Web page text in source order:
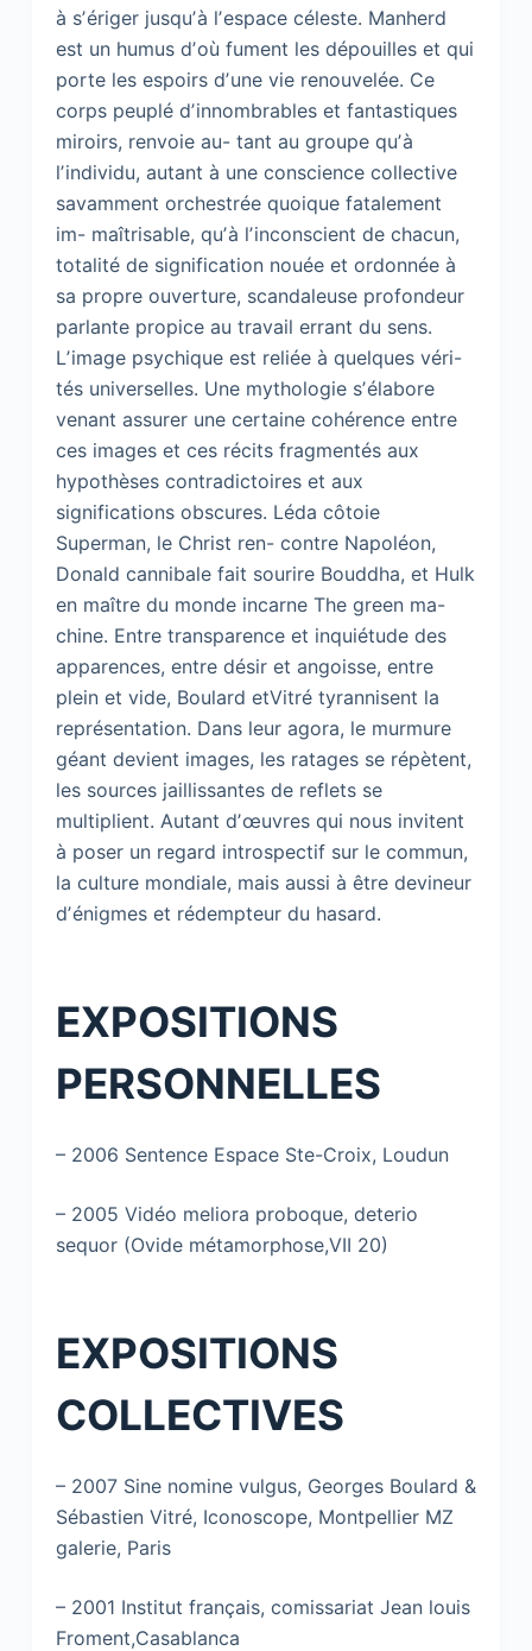
à sʼériger jusquʼà lʼespace céleste. Manherd
est un humus dʼoù fument les dépouilles et qui
porte les espoirs dʼune vie renouvelée. Ce
corps peuplé dʼinnombrables et fantastiques
miroirs, renvoie au- tant au groupe quʼà
lʼindividu, autant à une conscience collective
savamment orchestrée quoique fatalement
im- maîtrisable, quʼà lʼinconscient de chacun,
totalité de signification nouée et ordonnée à
sa propre ouverture, scandaleuse profondeur
parlante propice au travail errant du sens.
Lʼimage psychique est reliée à quelques véri-
tés universelles. Une mythologie sʼélabore
venant assurer une certaine cohérence entre
ces images et ces récits fragmentés aux
hypothèses contradictoires et aux
significations obscures. Léda côtoie
Superman, le Christ ren- contre Napoléon,
Donald cannibale fait sourire Bouddha, et Hulk
en maître du monde incarne The green ma-
chine. Entre transparence et inquiétude des
apparences, entre désir et angoisse, entre
plein et vide, Boulard etVitré tyrannisent la
représentation. Dans leur agora, le murmure
géant devient images, les ratages se répètent,
les sources jaillissantes de reflets se
multiplient. Autant dʼœuvres qui nous invitent
à poser un regard introspectif sur le commun,
la culture mondiale, mais aussi à être devineur
dʼénigmes et rédempteur du hasard.
EXPOSITIONS
PERSONNELLES
– 2006 Sentence Espace Ste-Croix, Loudun
– 2005 Vidéo meliora proboque, deterio
sequor (Ovide métamorphose,VII 20)
EXPOSITIONS
COLLECTIVES
– 2007 Sine nomine vulgus, Georges Boulard &
Sébastien Vitré, Iconoscope, Montpellier MZ
galerie, Paris
– 2001 Institut français, comissariat Jean louis
Froment,Casablanca